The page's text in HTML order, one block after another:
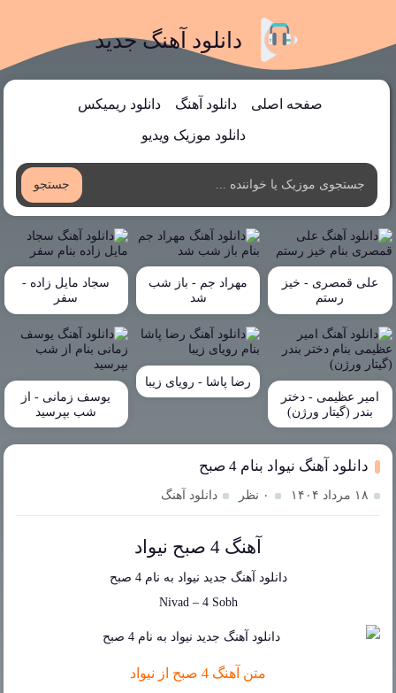
دانلود آهنگ جدید
صفحه اصلی دانلود آهنگ دانلود ریمیکس
دانلود موزیک ویدیو
جستجو
علی قمصری - خیز
رستم
مهراد جم - باز شب
شد
سجاد مایل زاده -
سفر
امیر عظیمی - دختر
بندر (گیتار ورژن)
رضا پاشا - رویای زیبا
یوسف زمانی - از
شب بپرسید
دانلود آهنگ نیواد بنام 4 صبح
۱۸ مرداد ۱۴۰۴ ۰ نظر دانلود آهنگ
آهنگ 4 صبح نیواد
دانلود آهنگ جدید نیواد به نام4 صبح
Nivad – 4 Sobh
متن آهنگ 4 صبح از نیواد